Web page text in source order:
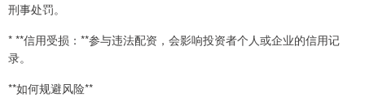
刑事处罚。
* **信用受损：**参与违法配资，会影响投资者个人或企业的信用记
录。
**如何规避风险**